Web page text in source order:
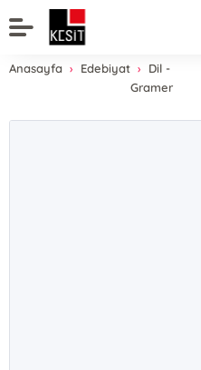
Anasayfa Edebiyat
Dil -
Gramer